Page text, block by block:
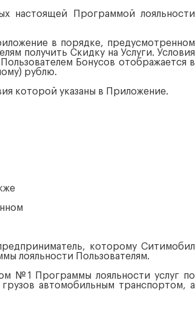
настоящей Программой лояльности
в порядке, предусмотренном
получить Скидку на Услуги. Условия
Бонусов отображается в
рублю.
которой указаны в Приложение.
которому Ситимобил
лояльности Пользователям.
№1 Программы лояльности услуг по
автомобильным транспортом, а